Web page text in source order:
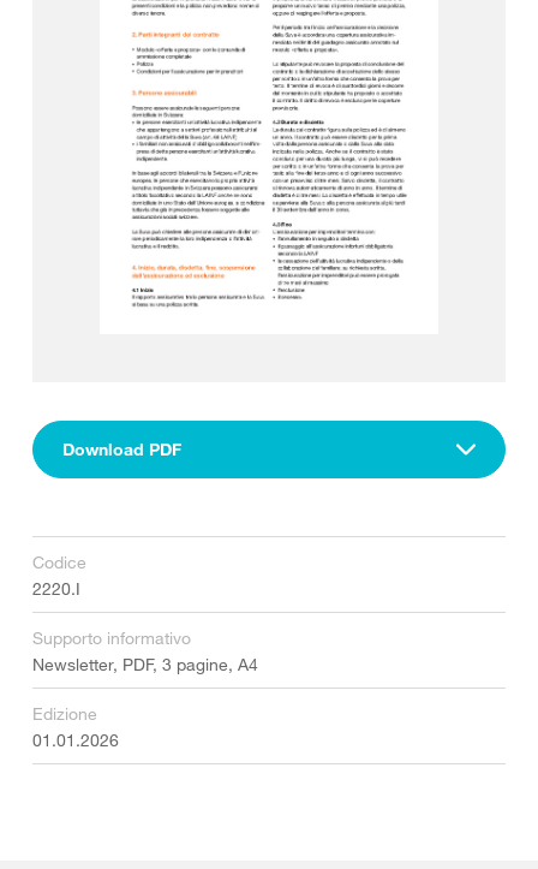
Download PDF
Codice
2220.I
Supporto informativo
Newsletter, PDF, 3 pagine, A4
Edizione
01.01.2026